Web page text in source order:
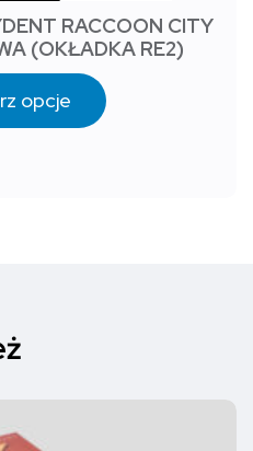
RACCOON CITY
(OKŁADKA RE2)
opcje